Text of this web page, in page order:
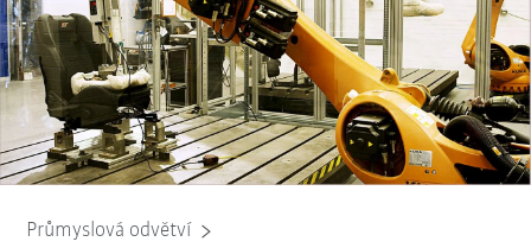
Průmyslová odvětví